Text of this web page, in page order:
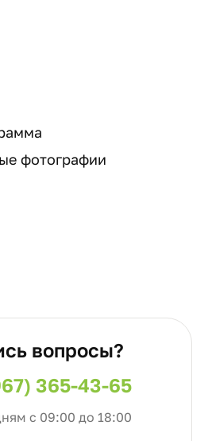
фотографии
вопросы?
365-43-65
с 09:00 до 18:00